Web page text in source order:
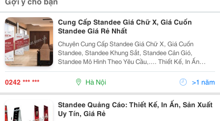
tnlvietnam
TRUY CẬP
Cung Cấp Standee Giá Chữ X, Giá Cuốn
Standee Giá Rẻ Nhất
Chuyên Cung Cấp Standee Giá Chữ X, Giá Cuốn
Standee, Standee Khung Sắt, Standee Cản Gió,
Standee Mô Hình Theo Yêu Cầu,.... Thiết Kế, In Ấn
Standee Chuyên Nghiệp Giá Rẻ Nhất Thị Trường Uy Tín,
Chất Lượng Sản Xuất Trực Tiếp, Hàng Lấy Nga
0242 *** *** Hà Nội >1 năm
Standee Quảng Cáo: Thiết Kế, In Ấn, Sản Xuất
Uy Tín, Giá Rẻ